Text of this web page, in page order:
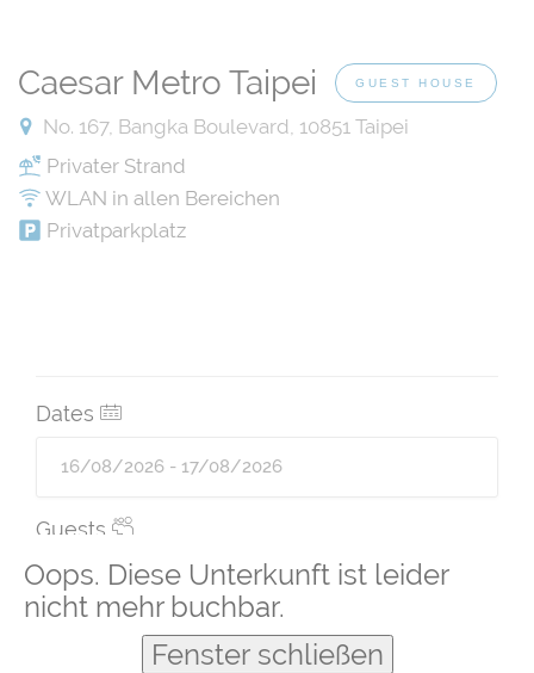
Oops. Diese Unterkunft ist leider
nicht mehr buchbar.
Fenster schließen
Caesar Metro Taipei GUEST HOUSE
No. 167, Bangka Boulevard, 10851 Taipei
Privater Strand
WLAN in allen Bereichen
Privatparkplatz
Dates
Guests